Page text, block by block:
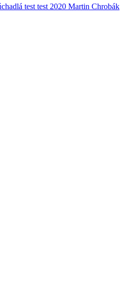
test test 2020 Martin Chrobák